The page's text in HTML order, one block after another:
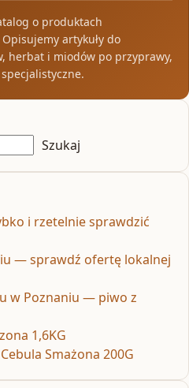
o produktach
artykuły do
herbat i miodów po przyprawy,
Szukaj
i rzetelnie sprawdzić
— sprawdź ofertę lokalnej
w Poznaniu — piwo z
1,6KG
Smażona 200G